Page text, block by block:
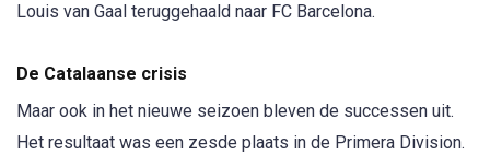
Louis van Gaal teruggehaald naar FC Barcelona.
De Catalaanse crisis
Maar ook in het nieuwe seizoen bleven de successen uit.
Het resultaat was een zesde plaats in de Primera Division.